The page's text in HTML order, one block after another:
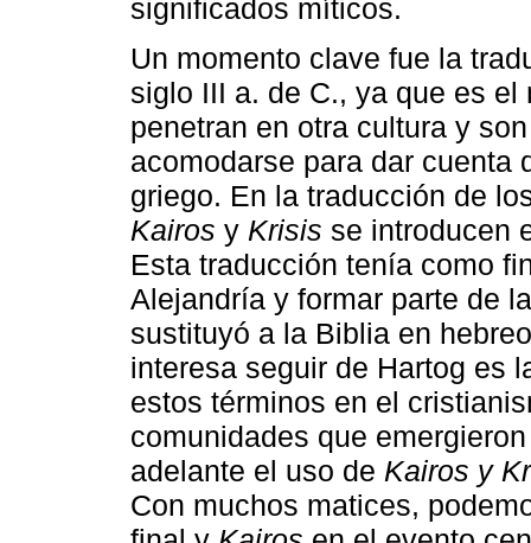
significados míticos.
Un momento clave fue la
siglo III a. de C., ya que es
penetran en otra cultura y
acomodarse para dar cuenta
griego. En la traducción de
Kairos y Krisis se introducen
Esta traducción tenía como
Alejandría y formar parte de
sustituyó a la Biblia en
interesa seguir de Hartog es
estos términos en el
comunidades que
adelante el uso de Kairos y
Con muchos matices,